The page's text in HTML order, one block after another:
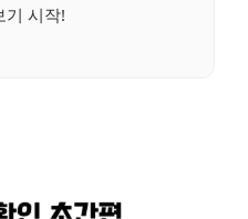
기 시작!